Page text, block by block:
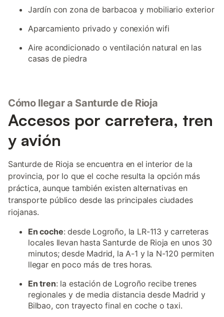
Jardín con zona de barbacoa y mobiliario exterior
Aparcamiento privado y conexión wifi
Aire acondicionado o ventilación natural en las
casas de piedra
Cómo llegar a Santurde de Rioja
Accesos por carretera, tren
y avión
Santurde de Rioja se encuentra en el interior de la
provincia, por lo que el coche resulta la opción más
práctica, aunque también existen alternativas en
transporte público desde las principales ciudades
riojanas.
En coche: desde Logroño, la LR-113 y carreteras
locales llevan hasta Santurde de Rioja en unos 30
minutos; desde Madrid, la A-1 y la N-120 permiten
llegar en poco más de tres horas.
En tren: la estación de Logroño recibe trenes
regionales y de media distancia desde Madrid y
Bilbao, con trayecto final en coche o taxi.